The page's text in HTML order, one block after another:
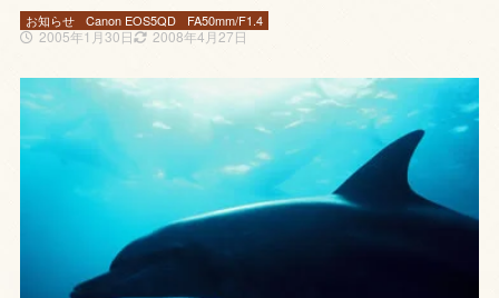
2005年1月30日 2008年4月27日
お知らせ Canon EOS5QD FA50mm/F1.4